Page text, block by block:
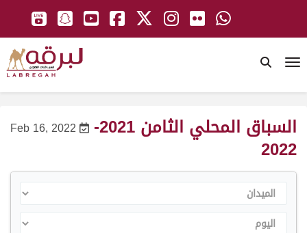
Feb 16, 2022 السباق المحلي الثامن 2021-
2022
الميدان
اليوم